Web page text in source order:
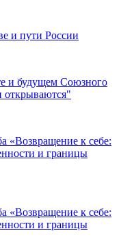
и пути России
и будущем Союзного
открываются"
«Возвращение к себе:
и границы
«Возвращение к себе:
и границы